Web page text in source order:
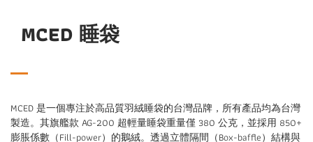
MCED 睡袋
MCED 是一個專注於高品質羽絨睡袋的台灣品牌，所有產品均為台灣
製造。其旗艦款 AG-200 超輕量睡袋重量僅 380 公克，並採用 850+
膨脹係數（Fill-power）的鵝絨。透過立體隔間（Box-baffle）結構與